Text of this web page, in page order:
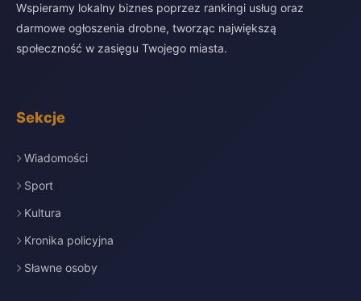
Wspieramy lokalny biznes poprzez rankingi usług oraz
darmowe ogłoszenia drobne, tworząc największą
społeczność w zasięgu Twojego miasta.
Sekcje
Wiadomości
Sport
Kultura
Kronika policyjna
Sławne osoby